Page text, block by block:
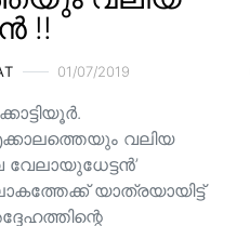
!!
01/07/2019
വലിയ
യാത്രയായിട്ട്